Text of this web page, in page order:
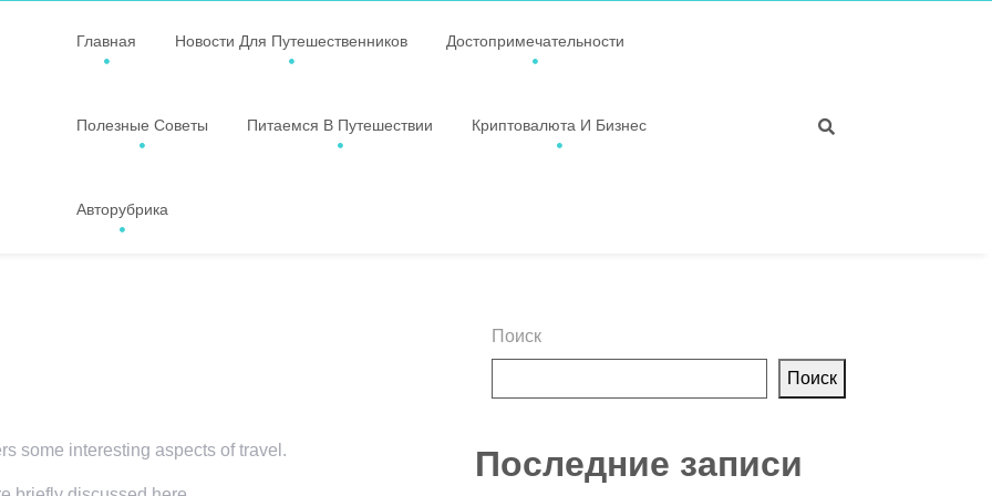
Главная Новости Для Путешественников Достопримечательности
Полезные Советы Питаемся В Путешествии Криптовалюта И Бизнес
Авторубрика
some interesting aspects of travel.
Поиск
Поиск
Последние записи